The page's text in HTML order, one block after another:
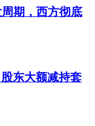
期，西方彻底
东大额减持套